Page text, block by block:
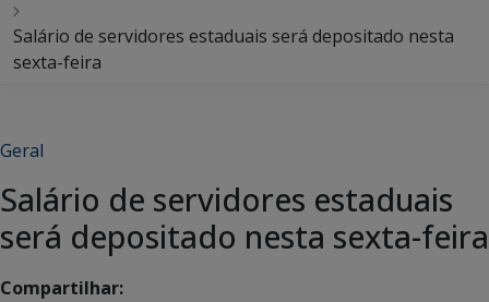
Salário de servidores estaduais será depositado nesta
sexta-feira
Geral
Salário de servidores estaduais
será depositado nesta sexta-feira
Compartilhar: